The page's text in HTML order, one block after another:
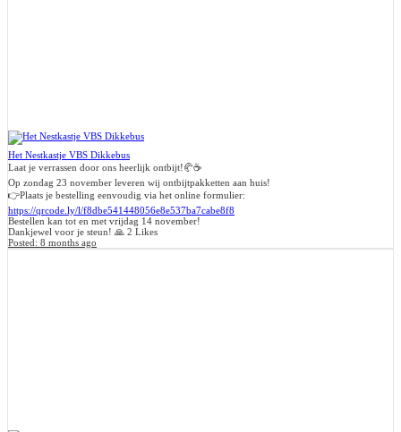
Het Nestkastje VBS Dikkebus
Laat je verrassen door ons heerlijk ontbijt!🥐☕
Op zondag 23 november leveren wij ontbijtpakketten aan huis!
👉Plaats je bestelling eenvoudig via het online formulier:
https://qrcode.ly/l/f8dbe541448056e8e537ba7cabe8f8
Bestellen kan tot en met vrijdag 14 november!
Dankjewel voor je steun! 🙏 2 Likes
Posted: 8 months ago